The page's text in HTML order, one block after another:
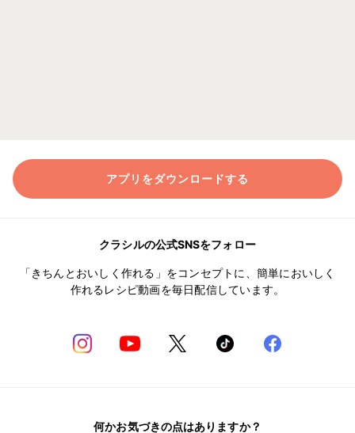
アプリをダウンロードする
クラシルの公式SNSをフォロー
「きちんとおいしく作れる」をコンセプトに、簡単においしく
作れるレシピ動画を毎日配信しています。
何かお気づきの点はありますか？